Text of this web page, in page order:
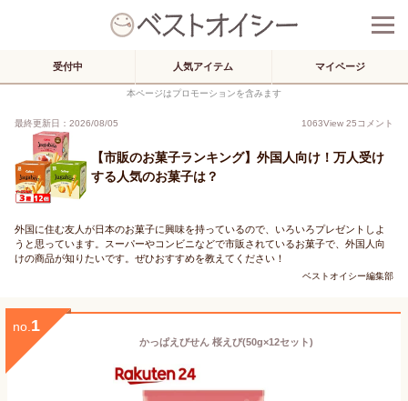
受付中 人気アイテム マイページ
本ページはプロモーションを含みます
最終更新日：2026/08/05 1063View 25コメント
【市販のお菓子ランキング】外国人向け！万人受け
する人気のお菓子は？
外国に住む友人が日本のお菓子に興味を持っているので、いろいろプレゼントしよ
うと思っています。スーパーやコンビニなどで市販されているお菓子で、外国人向
けの商品が知りたいです。ぜひおすすめを教えてください！
ベストオイシー編集部
no. 1
かっぱえびせん 桜えび(50g×12セット)